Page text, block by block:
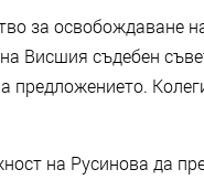
за освобождаване
Висшия съдебен
предложението.
на Русинова да